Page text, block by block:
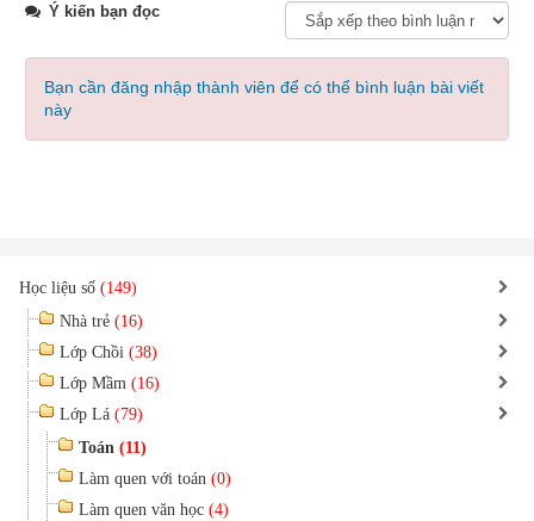
Ý kiến bạn đọc
Bạn cần đăng nhập thành viên để có thể bình luận bài viết
này
Học liệu số (149)
Nhà trẻ (16)
Lớp Chồi (38)
Lớp Mầm (16)
Lớp Lá (79)
Toán (11)
Làm quen với toán (0)
Làm quen văn học (4)